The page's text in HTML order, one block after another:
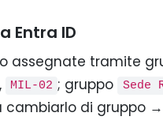
Entra ID
assegnate tramite
, MIL-02 ; gruppo Sede
cambiarlo di gruppo